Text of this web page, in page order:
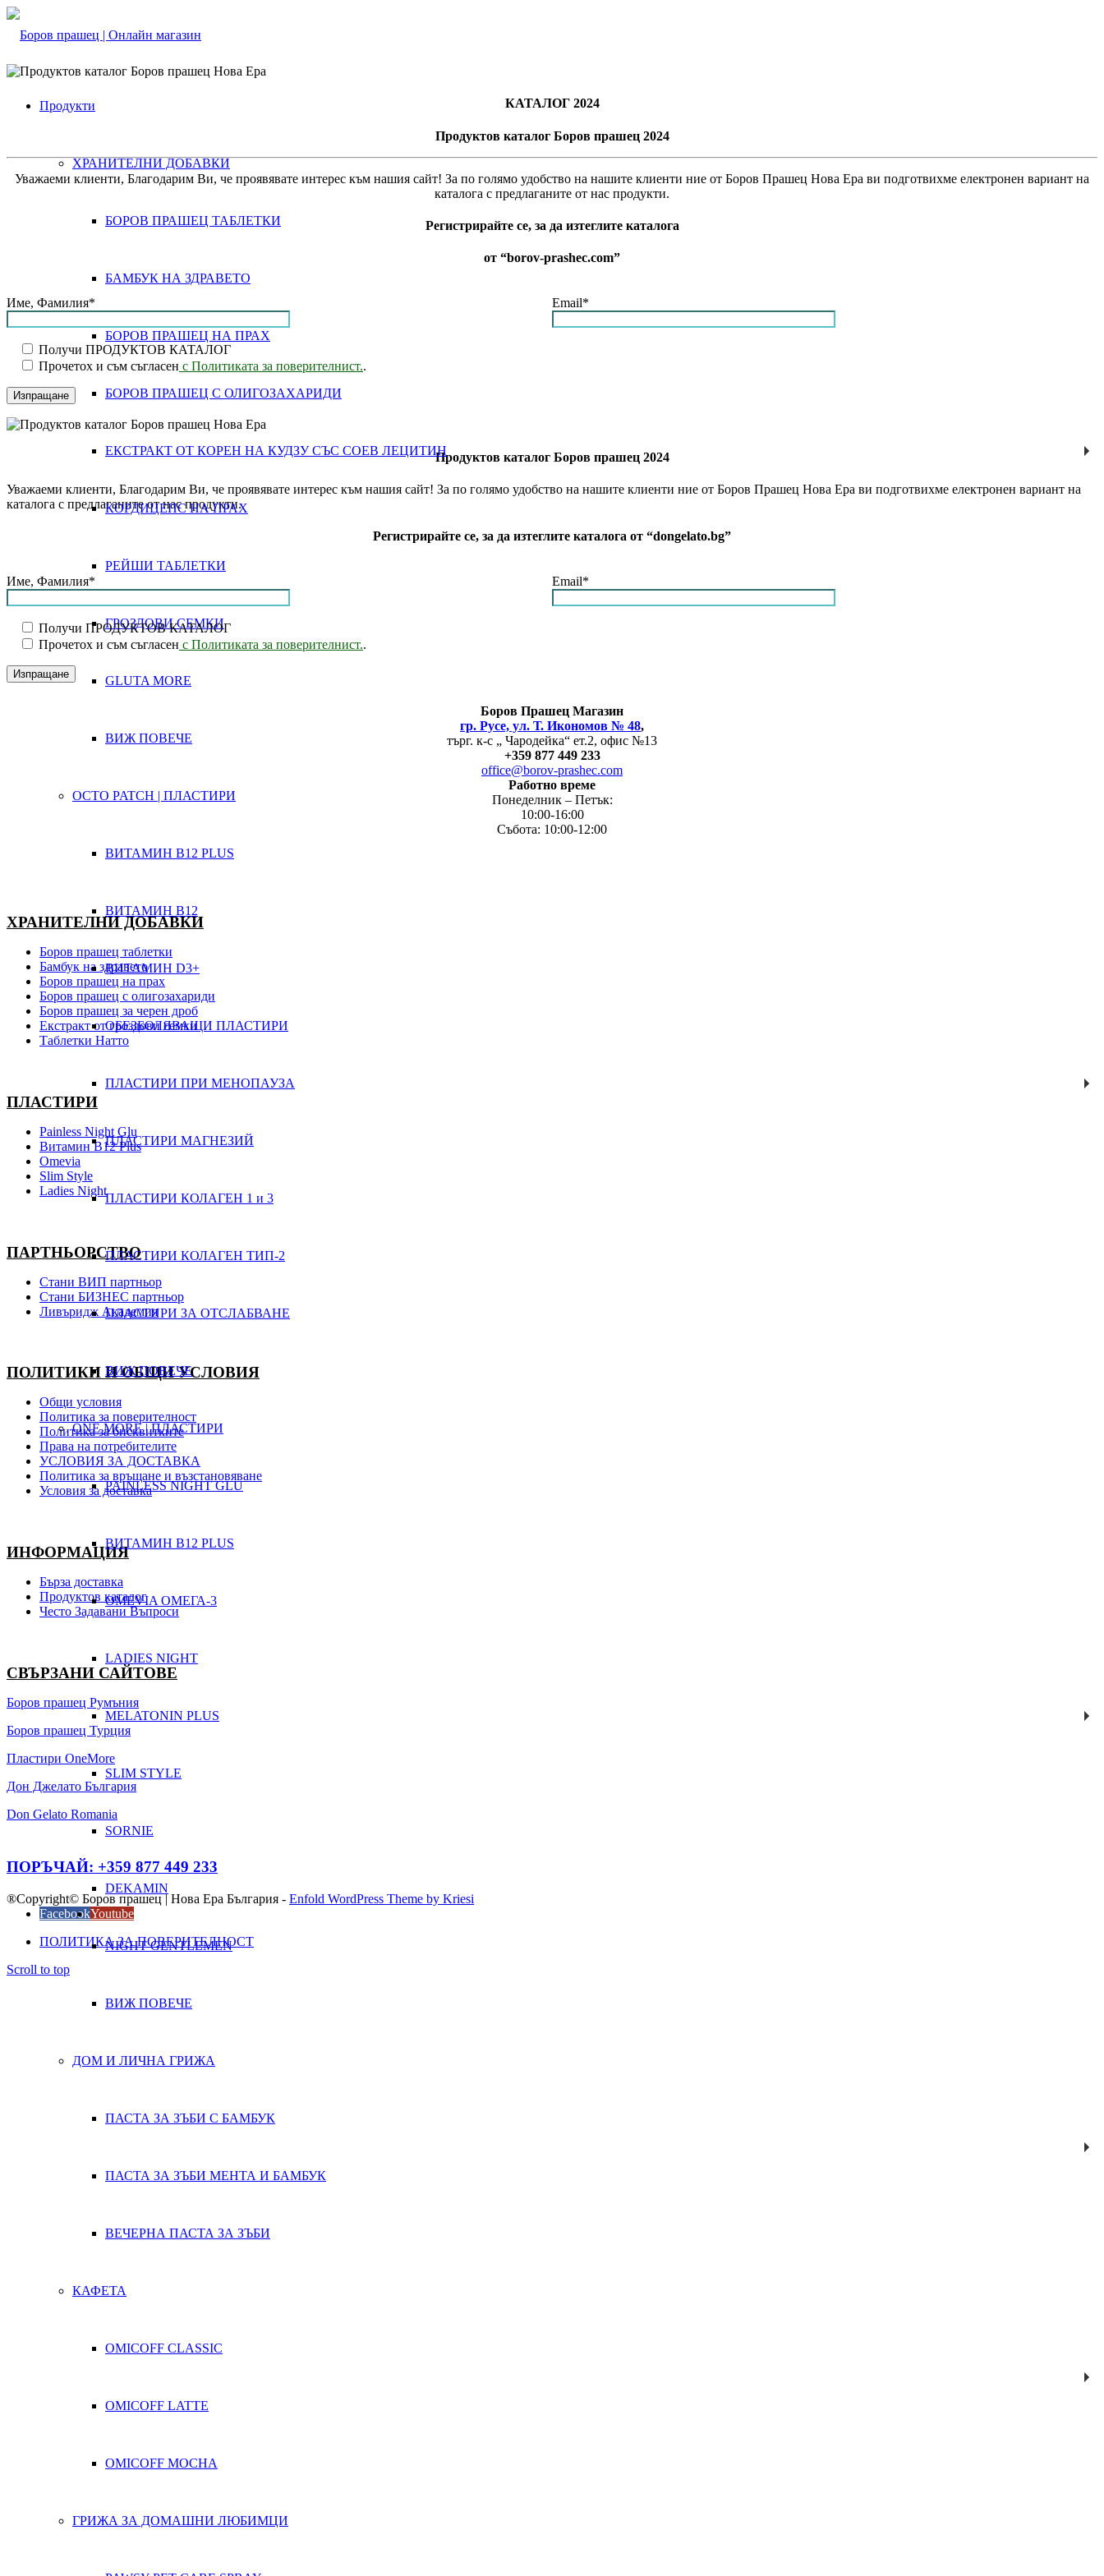
Продукти
ХРАНИТЕЛНИ ДОБАВКИ
БОРОВ ПРАШЕЦ ТАБЛЕТКИ
БАМБУК НА ЗДРАВЕТО
БОРОВ ПРАШЕЦ НА ПРАХ
БОРОВ ПРАШЕЦ С ОЛИГОЗАХАРИДИ
ЕКСТРАКТ ОТ КОРЕН НА КУДЗУ СЪС СОЕВ ЛЕЦИТИН
КОРДИЦЕПС НА ПРАХ
РЕЙШИ ТАБЛЕТКИ
ГРОЗДОВИ СЕМКИ
GLUTA MORE
ВИЖ ПОВЕЧЕ
OCTO PATCH | ПЛАСТИРИ
ВИТАМИН B12 PLUS
ВИТАМИН B12
ВИТАМИН D3+
ОБЕЗБОЛЯВАЩИ ПЛАСТИРИ
ПЛАСТИРИ ПРИ МЕНОПАУЗА
ПЛАСТИРИ МАГНЕЗИЙ
ПЛАСТИРИ КОЛАГЕН 1 и 3
ПЛАСТИРИ КОЛАГЕН ТИП-2
ПЛАСТИРИ ЗА ОТСЛАБВАНЕ
ВИЖ ПОВЕЧЕ
ONE MORE | ПЛАСТИРИ
PAINLESS NIGHT GLU
ВИТАМИН B12 PLUS
ОMEVIA ОМЕГА-3
LADIES NIGHT
MELATONIN PLUS
SLIM STYLE
SORNIE
DEKAMIN
NIGHT GENTLEMEN
ВИЖ ПОВЕЧЕ
ДОМ И ЛИЧНА ГРИЖА
ПАСТА ЗА ЗЪБИ С БАМБУК
ПАСТА ЗА ЗЪБИ МЕНТА И БАМБУК
ВЕЧЕРНА ПАСТА ЗА ЗЪБИ
КАФЕТА
OMICOFF CLASSIC
OMICOFF LATTE
OMICOFF MOCHA
ГРИЖА ЗА ДОМАШНИ ЛЮБИМЦИ
КАТАЛОГ 2024
Продуктов каталог Боров прашец 2024
Уважаеми клиенти, Благодарим Ви, че проявявате интерес към нашия сайт! За по голямо удобство на нашите клиенти ние от Боров Прашец Нова Ера ви подготвихме електронен вариант на
каталога с предлаганите от нас продукти.
Регистрирайте се, за да изтеглите каталога
от “borov-prashec.com”
Име, Фамилия* Email*
Получи ПРОДУКТОВ КАТАЛОГ
Прочетох и съм съгласен с Политиката за поверителнист..
Продуктов каталог Боров прашец 2024
Уважаеми клиенти, Благодарим Ви, че проявявате интерес към нашия сайт! За по голямо удобство на нашите клиенти ние от Боров Прашец Нова Ера ви подготвихме електронен вариант на
каталога с предлаганите от нас продукти.
Регистрирайте се, за да изтеглите каталога от “dongelato.bg”
Име, Фамилия* Email*
Получи ПРОДУКТОВ КАТАЛОГ
Прочетох и съм съгласен с Политиката за поверителнист..
Боров Прашец Магазин
гр. Русе, ул. Т. Икономов № 48,
търг. к-с „ Чародейка“ ет.2, офис №13
+359 877 449 233
office@borov-prashec.com
Работно време
Понеделник – Петък:
10:00-16:00
Събота: 10:00-12:00
ХРАНИТЕЛНИ ДОБАВКИ
Боров прашец таблетки
Бамбук на здравето
Боров прашец на прах
Боров прашец с олигозахариди
Боров прашец за черен дроб
Екстракт от гроздови семки
Таблетки Натто
ПЛАСТИРИ
Painless Night Glu
Витамин B12 Plus
Оmevia
Slim Style
Ladies Night
ПАРТНЬОРСТВО
Стани ВИП партньор
Стани БИЗНЕС партньор
Ливъридж Академия
ПОЛИТИКИ И ОБЩИ УСЛОВИЯ
Общи условия
Политика за поверителност
Политика за бисквитките
Права на потребителите
УСЛОВИЯ ЗА ДОСТАВКА
Политика за връщане и възстановяване
Условия за доставка
ИНФОРМАЦИЯ
Бърза доставка
Продуктов каталог
Често Задавани Въпроси
СВЪРЗАНИ САЙТОВЕ
Боров прашец Румъния
Боров прашец Турция
Пластири OneMore
Дон Джелато България
Don Gelato Romania
ПОРЪЧАЙ: +359 877 449 233
®Copyright© Боров прашец | Нова Ера България - Enfold WordPress Theme by Kriesi
FacebookYoutube
ПОЛИТИКА ЗА ПОВЕРИТЕЛНОСТ
Scroll to top